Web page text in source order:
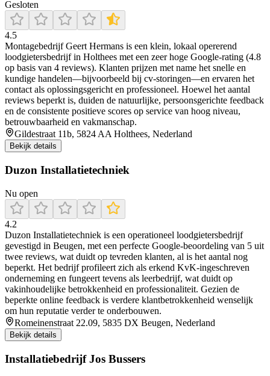
Gesloten
4.5
Montagebedrijf Geert Hermans is een klein, lokaal opererend
loodgietersbedrijf in Holthees met een zeer hoge Google-rating (4.8
op basis van 4 reviews). Klanten prijzen met name het snelle en
kundige handelen—bijvoorbeeld bij cv-storingen—en ervaren het
contact als oplossingsgericht en professioneel. Hoewel het aantal
reviews beperkt is, duiden de natuurlijke, persoonsgerichte feedback
en de consistente positieve scores op service van hoog niveau,
betrouwbaarheid en vakmanschap.
Gildestraat 11b, 5824 AA Holthees, Nederland
Bekijk details
Duzon Installatietechniek
Nu open
4.2
Duzon Installatietechniek is een operationeel loodgietersbedrijf
gevestigd in Beugen, met een perfecte Google-beoordeling van 5 uit
twee reviews, wat duidt op tevreden klanten, al is het aantal nog
beperkt. Het bedrijf profileert zich als erkend KvK-ingeschreven
onderneming en fungeert tevens als leerbedrijf, wat duidt op
vakinhoudelijke betrokkenheid en professionaliteit. Gezien de
beperkte online feedback is verdere klantbetrokkenheid wenselijk
om hun reputatie verder te onderbouwen.
Romeinenstraat 22.09, 5835 DX Beugen, Nederland
Bekijk details
Installatiebedrijf Jos Bussers